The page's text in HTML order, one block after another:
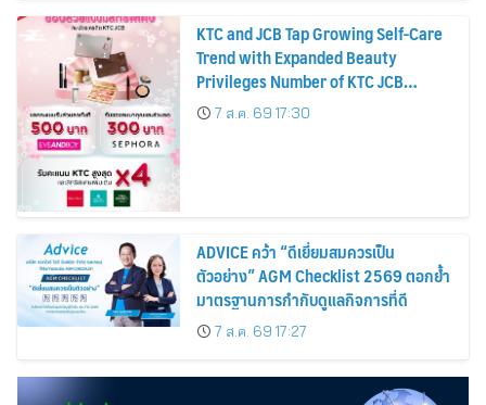
KTC and JCB Tap Growing Self-Care
Trend with Expanded Beauty
Privileges Number of KTC JCB
Cardmembers Spending on
Cosmetics Rises 26%
7 ส.ค. 69 17:30
ADVICE คว้า “ดีเยี่ยมสมควรเป็น
ตัวอย่าง” AGM Checklist 2569 ตอกย้ำ
มาตรฐานการกำกับดูแลกิจการที่ดี
7 ส.ค. 69 17:27